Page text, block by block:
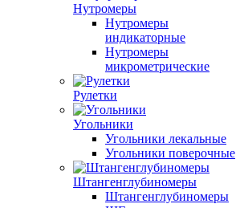
Нутромеры
Нутромеры
индикаторные
Нутромеры
микрометрические
Рулетки
Угольники
Угольники лекальные
Угольники поверочные
Штангенглубиномеры
Штангенглубиномеры